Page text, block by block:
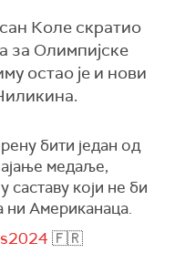
Коле скратио
за Олимпијске
остао је и нови
бити један од
медаље,
саставу који не би
ни Американаца.
🇫🇷